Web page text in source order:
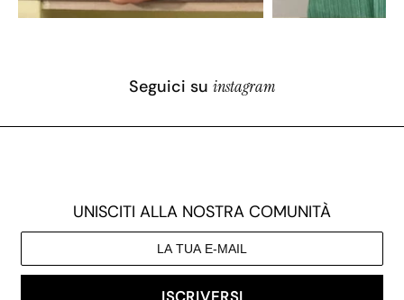
Seguici su instagram
UNISCITI ALLA NOSTRA COMUNITÀ